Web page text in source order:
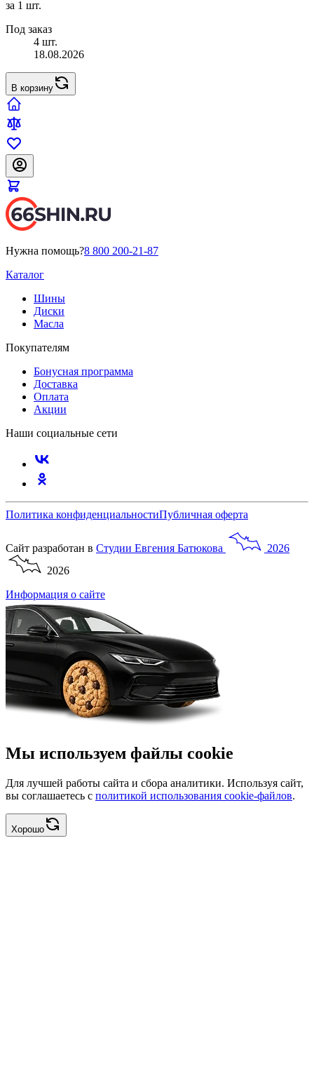
за 1 шт.
Под заказ
4 шт.
18.08.2026
В корзину
Нужна помощь?8 800 200-21-87
Каталог
Шины
Диски
Масла
Покупателям
Бонусная программа
Доставка
Оплата
Акции
Наши социальные сети
Политика конфиденциальностиПубличная оферта
Сайт разработан в Студии Евгения Батюкова
2026
2026
Информация о сайте
Мы используем файлы cookie
Для лучшей работы сайта и сбора аналитики. Используя сайт,
вы соглашаетесь с политикой использования cookie-файлов.
Хорошо